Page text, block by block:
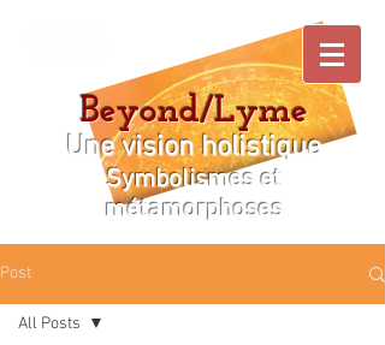
Beyond/Lyme
Une vision holistique
Symbolismes et
métamorphoses
Post
All Posts